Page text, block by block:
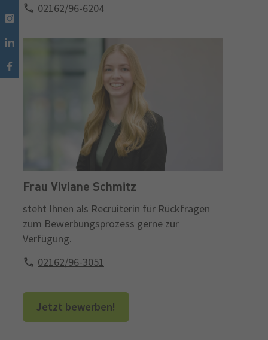
02162/96-6204
Frau Viviane Schmitz
steht Ihnen als Recruiterin für Rückfragen
zum Bewerbungsprozess gerne zur
Verfügung.
02162/96-3051
Jetzt bewerben!